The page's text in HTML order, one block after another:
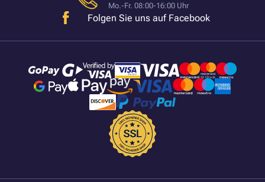
Mo.-Fr. 08:00-16:00 Uhr
Folgen Sie uns auf Facebook